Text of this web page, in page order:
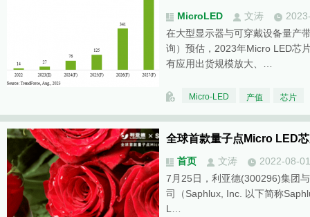
MicroLED 文涛
在大型显示器与可穿戴设备量产
询）预估，2023年Micro LED芯
有应用出货规模放大、…
Micro-LED 产值 芯片
全球首款量子点Micro LED
首页 文涛
2022-08-01
7月25日，利亚德(300296)集团
司（Saphlux, Inc. 以下简称
L…